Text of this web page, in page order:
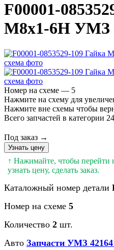
F00001-
М8х1-6H УМЗ
Номер на схеме — 5
Нажмите на схему для
Нажмите вне схемы чтобы
Всего запчастей в категории
Под заказ →
Узнать цену
↑ Нажимайте, чтобы перейти
узнать цену, сделать заказ.
Каталожный номер детали
Номер на схеме 5
Количество 2 шт.
Авто Запчасти УМЗ